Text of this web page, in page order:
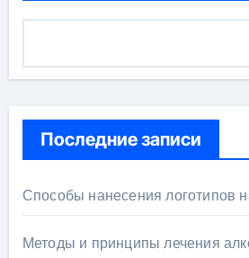
Последние записи
Способы нанесения логотипов
Методы и принципы лечения